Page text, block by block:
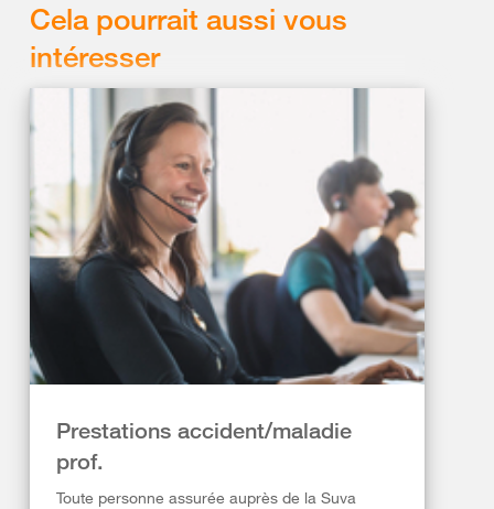
Cela pourrait aussi vous
intéresser
Prestations accident/maladie
prof.
Toute personne assurée auprès de la Suva